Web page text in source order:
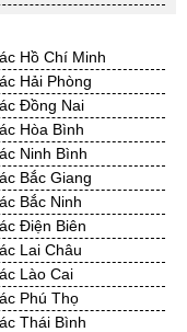
Dự Án 50 năm Quảng
Nghệ An
Phú Yên
Quảng Nam
Bà Rịa - VT
An Giang
Bến Tre
Cà Mau
Hậu Giang
Long An
Tây Ninh
Trà Vinh
Hải Dương
Quảng Ninh
Hồ Chí Minh
Hải Phòng
Đồng Nai
Hòa Bình
Ninh Bình
Bắc Giang
Bắc Ninh
Điện Biên
Lai Châu
Lào Cai
Phú Thọ
Thái Bình